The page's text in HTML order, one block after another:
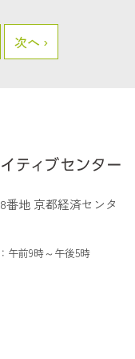
次へ ›
番地 京都経済センタ
午前9時～午後5時